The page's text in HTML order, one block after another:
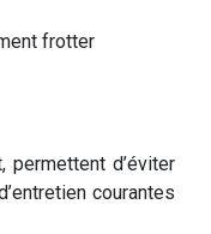
frotter
d’éviter
courantes